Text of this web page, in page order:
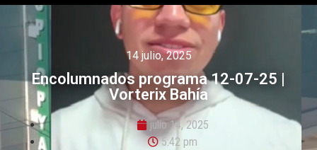
14 julio, 2025
Encolumnados programa 12-07-25 |
Vorterix Bahía
julio 14, 2025
5:42 pm